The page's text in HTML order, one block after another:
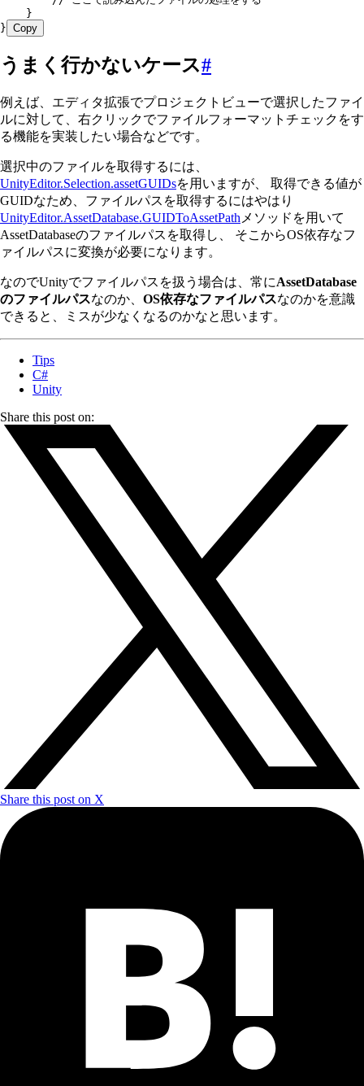
    }
} Copy
うまく行かないケース#
例えば、エディタ拡張でプロジェクトビューで選択したファイ
ルに対して、右クリックでファイルフォーマットチェックをす
る機能を実装したい場合などです。
選択中のファイルを取得するには、
UnityEditor.Selection.assetGUIDsを用いますが、 取得できる値が
GUIDなため、ファイルパスを取得するにはやはり
UnityEditor.AssetDatabase.GUIDToAssetPath メソッドを用いて
AssetDatabaseのファイルパスを取得し、 そこからOS依存なフ
ァイルパスに変換が必要になります。
なのでUnityでファイルパスを扱う場合は、常にAssetDatabase
のファイルパスなのか、 OS依存なファイルパスなのかを意識
できると、ミスが少なくなるのかなと思います。
Tips
C#
Unity
Share this post on:
Share this post on X